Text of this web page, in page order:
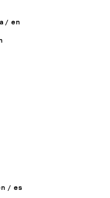
/ en
/ es